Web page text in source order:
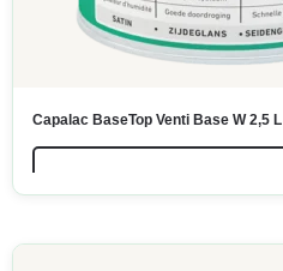
Capalac BaseTop Venti Base W 2,5 L